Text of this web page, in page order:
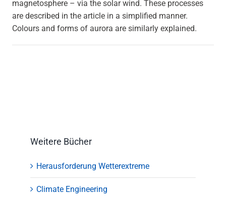
magnetosphere – via the solar wind. These processes
are described in the article in a simplified manner.
Colours and forms of aurora are similarly explained.
Weitere Bücher
Herausforderung Wetterextreme
Climate Engineering